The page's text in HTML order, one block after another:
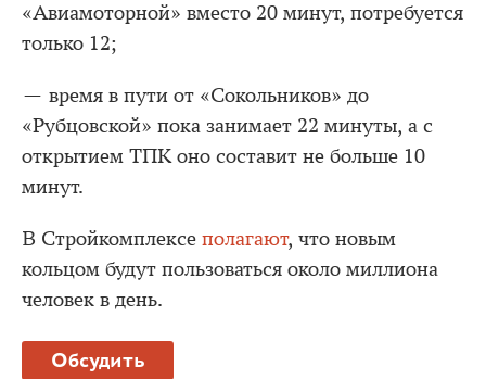
«Авиамоторной» вместо 20 минут, потребуется
только 12;
— время в пути от «Сокольников» до
«Рубцовской» пока занимает 22 минуты, а с
открытием ТПК оно составит не больше 10
минут.
В Стройкомплексе полагают, что новым
кольцом будут пользоваться около миллиона
человек в день.
Обсудить